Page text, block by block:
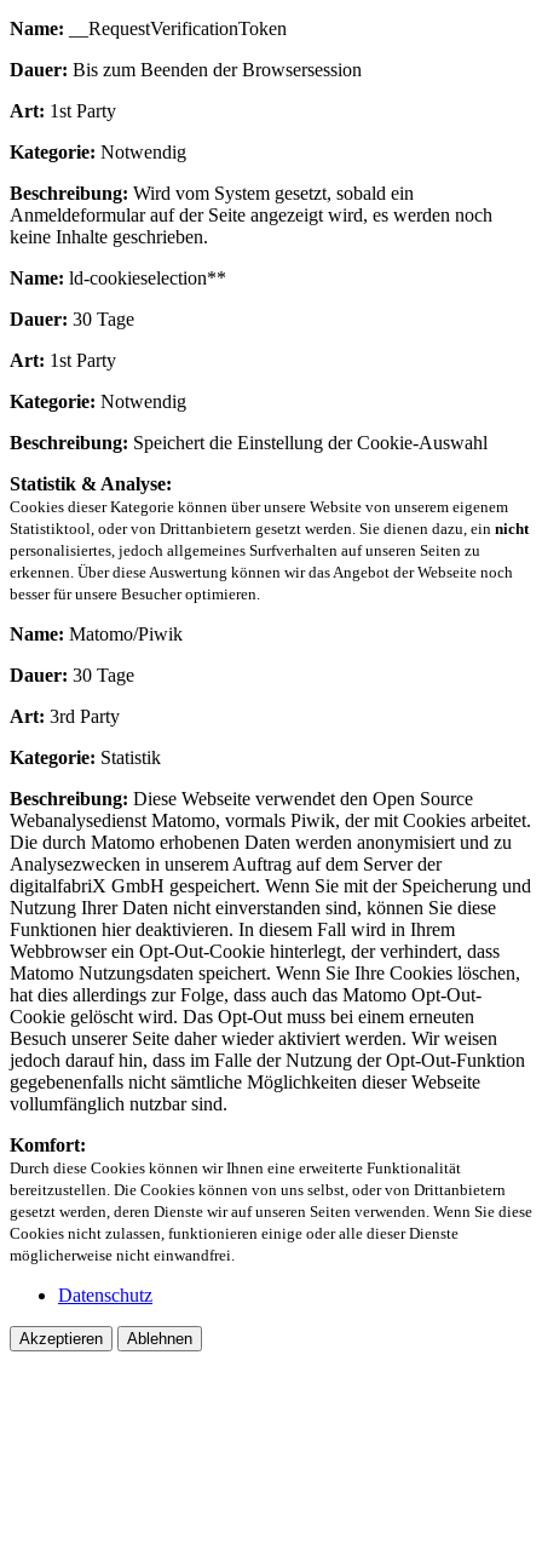
Name: __RequestVerificationToken
Dauer: Bis zum Beenden der Browsersession
Art: 1st Party
Kategorie: Notwendig
Beschreibung: Wird vom System gesetzt, sobald ein
Anmeldeformular auf der Seite angezeigt wird, es werden noch
keine Inhalte geschrieben.
Name: ld-cookieselection**
Dauer: 30 Tage
Art: 1st Party
Kategorie: Notwendig
Beschreibung: Speichert die Einstellung der Cookie-Auswahl
Statistik & Analyse:
Cookies dieser Kategorie können über unsere Website von unserem eigenem
Statistiktool, oder von Drittanbietern gesetzt werden. Sie dienen dazu, ein nicht
personalisiertes, jedoch allgemeines Surfverhalten auf unseren Seiten zu
erkennen. Über diese Auswertung können wir das Angebot der Webseite noch
besser für unsere Besucher optimieren.
Name: Matomo/Piwik
Dauer: 30 Tage
Art: 3rd Party
Kategorie: Statistik
Beschreibung: Diese Webseite verwendet den Open Source
Webanalysedienst Matomo, vormals Piwik, der mit Cookies arbeitet.
Die durch Matomo erhobenen Daten werden anonymisiert und zu
Analysezwecken in unserem Auftrag auf dem Server der
digitalfabriX GmbH gespeichert. Wenn Sie mit der Speicherung und
Nutzung Ihrer Daten nicht einverstanden sind, können Sie diese
Funktionen hier deaktivieren. In diesem Fall wird in Ihrem
Webbrowser ein Opt-Out-Cookie hinterlegt, der verhindert, dass
Matomo Nutzungsdaten speichert. Wenn Sie Ihre Cookies löschen,
hat dies allerdings zur Folge, dass auch das Matomo Opt-Out-
Cookie gelöscht wird. Das Opt-Out muss bei einem erneuten
Besuch unserer Seite daher wieder aktiviert werden. Wir weisen
jedoch darauf hin, dass im Falle der Nutzung der Opt-Out-Funktion
gegebenenfalls nicht sämtliche Möglichkeiten dieser Webseite
vollumfänglich nutzbar sind.
Komfort:
Durch diese Cookies können wir Ihnen eine erweiterte Funktionalität
bereitzustellen. Die Cookies können von uns selbst, oder von Drittanbietern
gesetzt werden, deren Dienste wir auf unseren Seiten verwenden. Wenn Sie diese
Cookies nicht zulassen, funktionieren einige oder alle dieser Dienste
möglicherweise nicht einwandfrei.
Datenschutz
Akzeptieren Ablehnen